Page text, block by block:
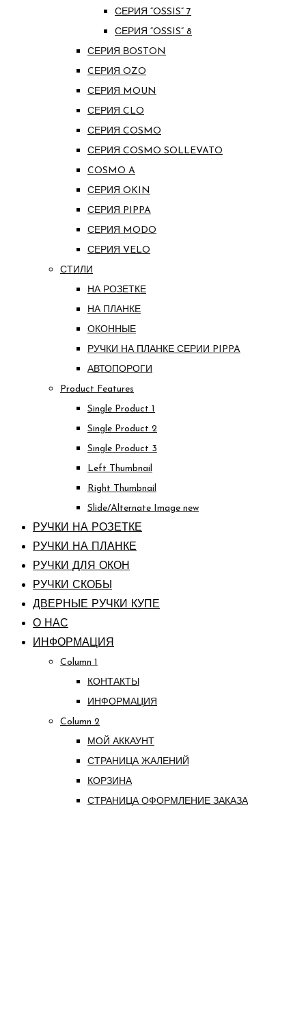
СЕРИЯ “OSSIS” 7
СЕРИЯ “OSSIS” 8
СЕРИЯ ВOSTON
CЕРИЯ OZO
СЕРИЯ MOUN
СЕРИЯ CLO
СЕРИЯ COSMO
СЕРИЯ COSMO SOLLEVATO
COSMO A
СЕРИЯ OKIN
СЕРИЯ PIPPA
СЕРИЯ MODO
СЕРИЯ VELO
СТИЛИ
НА РОЗЕТКЕ
НА ПЛАНКЕ
ОКОННЫЕ
РУЧКИ НА ПЛАНКЕ СЕРИИ PIPPA
АВТОПОРОГИ
Product Features
Single Product 1
Single Product 2
Single Product 3
Left Thumbnail
Right Thumbnail
Slide/Alternate Image new
РУЧКИ НА РОЗЕТКЕ
РУЧКИ НА ПЛАНКЕ
РУЧКИ ДЛЯ ОКОН
РУЧКИ СКОБЫ
ДВЕРНЫЕ РУЧКИ КУПЕ
О НАС
ИНФОРМАЦИЯ
Column 1
КОНТАКТЫ
ИНФОРМАЦИЯ
Column 2
МОЙ АККАУНТ
СТРАНИЦА ЖАЛЕНИЙ
КОРЗИНА
СТРАНИЦА ОФОРМЛЕНИЕ ЗАКАЗА